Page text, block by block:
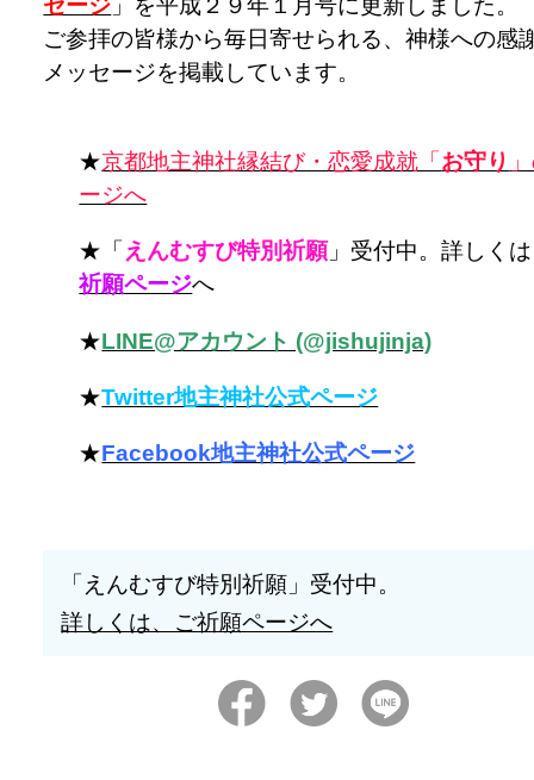
ご参拝の皆様から毎日寄せられる、神様への感
メッセージを掲載しています。
★京都地主神社縁結び・恋愛成就「お守り
ージへ
★「 えんむすび特別祈願」受付中。詳しく
祈願ページへ
★LINE@アカウント (@jishujinja)
★Twitter地主神社公式ページ
★Facebook地主神社公式ページ
「えんむすび特別祈願」受付中。
詳しくは、ご祈願ページへ